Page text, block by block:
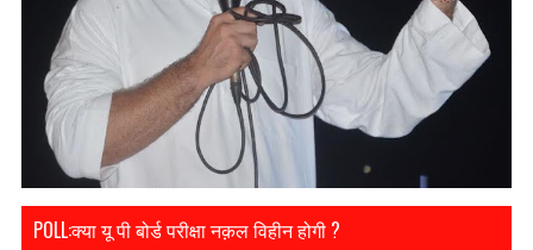
POLL:क्या यू पी बोर्ड परीक्षा नक़ल विहीन होगी ?